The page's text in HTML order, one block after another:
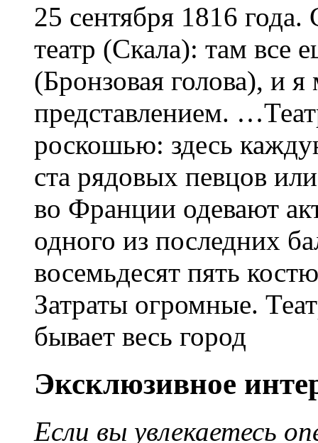
25 сентября 1816
театр (Скала): там все
(Бронзовая голова), и
представлением.
роскошью: здесь
ста рядовых певцов
во Франции одевают
одного из последних
восемьдесят пять
Затраты огромные.
бывает весь город
Эксклюзивное
Если вы увлекаетесь